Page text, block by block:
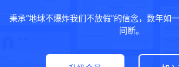
秉承“地球不爆炸我们不放假”的信念，数年如
间断。